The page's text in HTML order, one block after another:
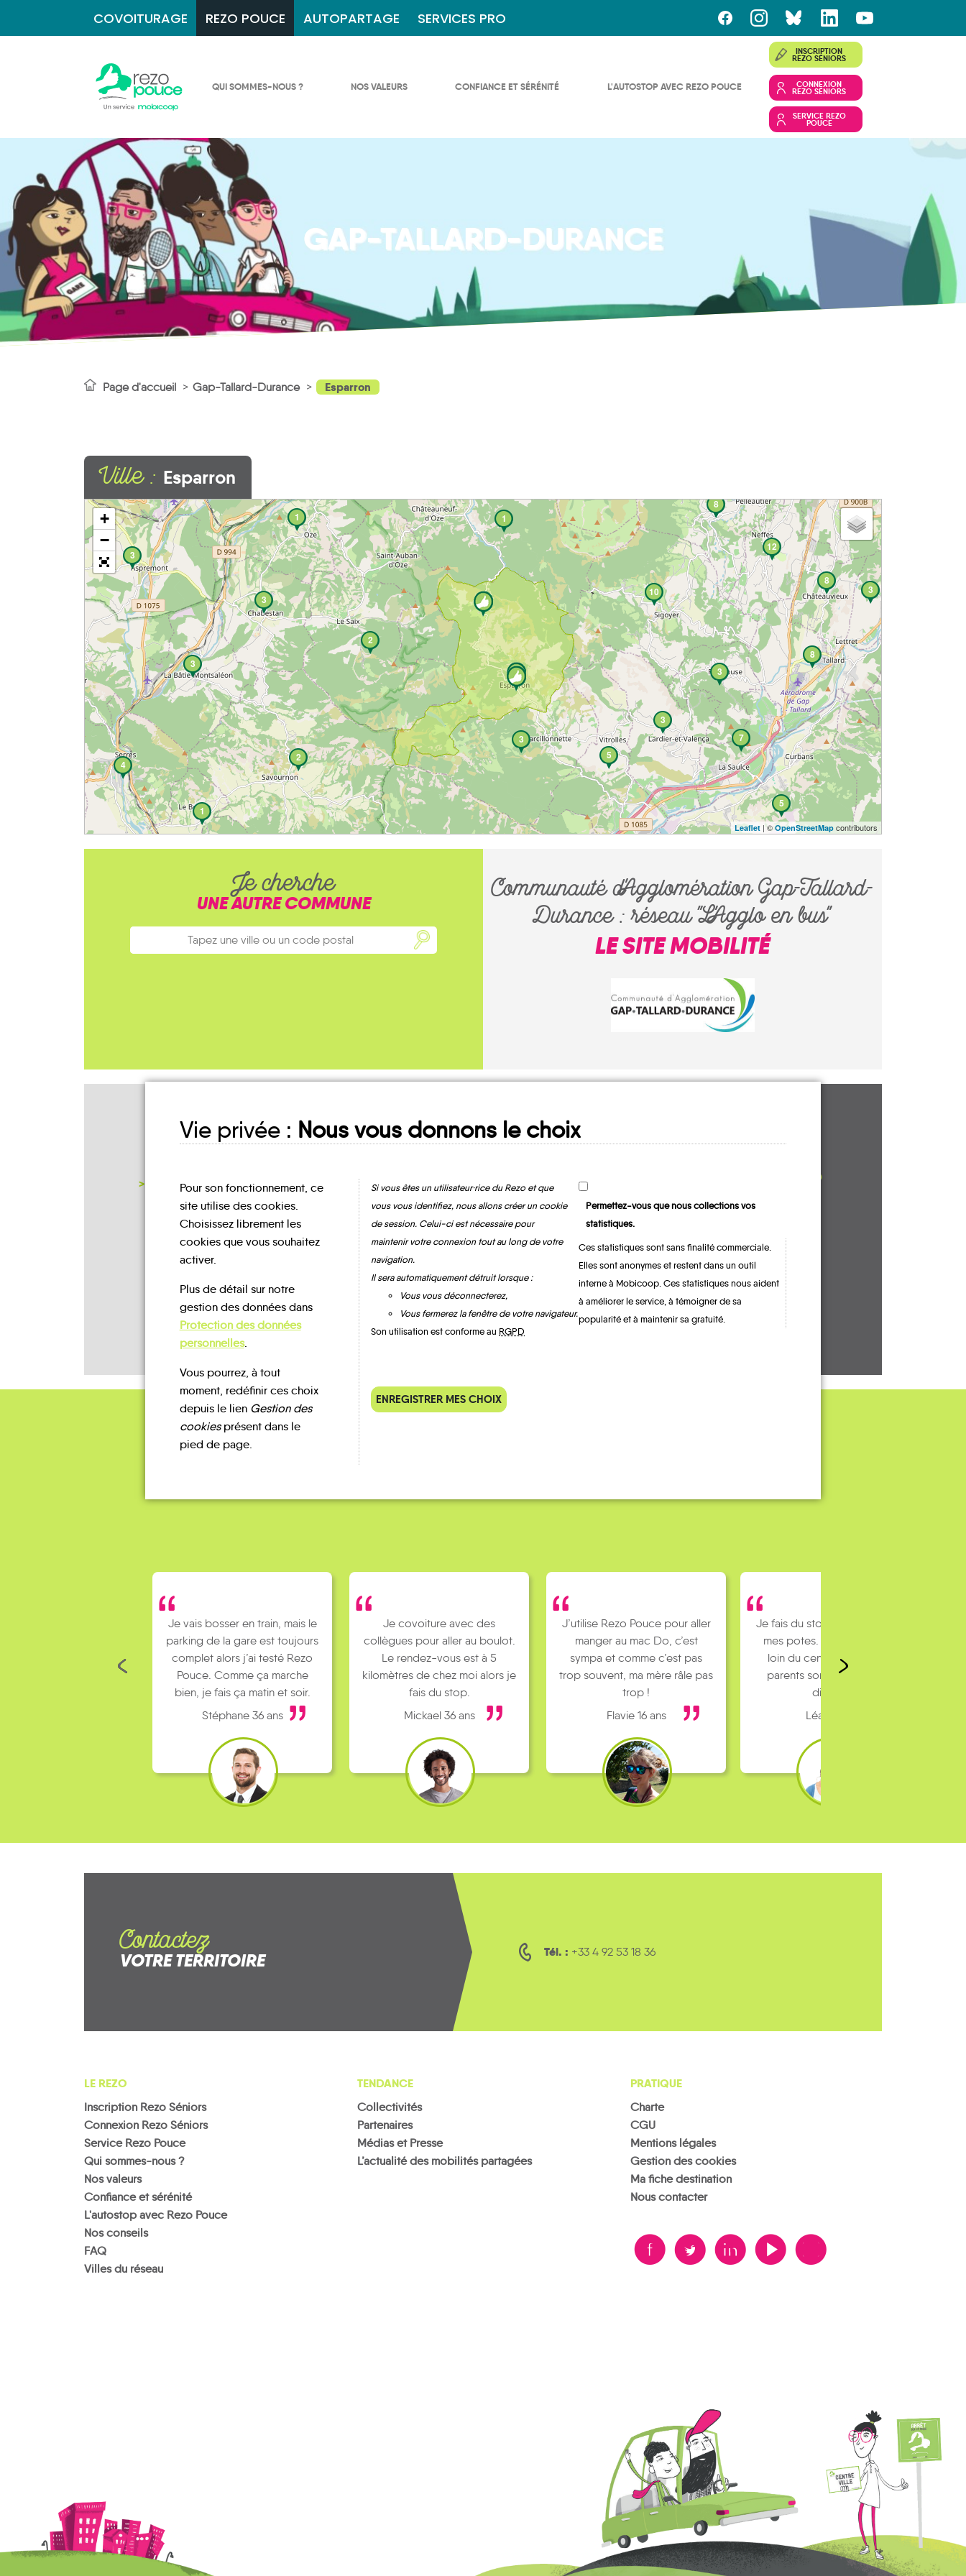
COVOITURAGE REZO POUCE AUTOPARTAGE SERVICES PRO
QUI SOMMES-NOUS ? NOS VALEURS CONFIANCE ET SÉRÉNITÉ L'AUTOSTOP AVEC REZO POUCE
INSCRIPTION
REZO SÉNIORS
CONNEXION
REZO SÉNIORS
SERVICE REZO
POUCE
GAP-TALLARD-DURANCE
Page d'accueil Gap-Tallard-Durance Esparron
Ville : Esparron
5
3
3
3
1
3
1
8
3
3
3
12
1
8
2
7
2
4
10
8
5
+
−
Leaflet | © OpenStreetMap contributors
Je cherche
UNE AUTRE COMMUNE Communauté d'Agglomération Gap-Tallard-
Durance : réseau "L'Agglo en bus"
LE SITE MOBILITÉ
Mes lieux
D'INSCRIPTION
NOTRE PAGE D'INSCRIPTION
Ma fiche
MOBILITE
Esparron
TÉMOIGNAGE
À PARTAGER ?
CONTACTEZ-NOUS !
Je covoiture avec des
collègues pour aller au boulot.
Le rendez-vous est à 5
kilomètres de chez moi alors je
fais du stop.
Mickael 36 ans
J’utilise Rezo Pouce pour aller
manger au mac Do, c’est
sympa et comme c’est pas
trop souvent, ma mère râle pas
trop !
Flavie 16 ans
Je fais du stop pour rejoindre
mes potes. J’habite un peu
loin du centre ville et mes
parents sont pas toujours
dispo…
Léa 16 ans
Contactez
VOTRE TERRITOIRE Tél. : +33 4 92 53 18 36
LE REZO
Inscription Rezo Séniors
Connexion Rezo Séniors
Service Rezo Pouce
Qui sommes-nous ?
Nos valeurs
Confiance et sérénité
L'autostop avec Rezo Pouce
Nos conseils
FAQ
Villes du réseau
TENDANCE
Collectivités
Partenaires
Médias et Presse
L’actualité des mobilités partagées
PRATIQUE
Charte
CGU
Mentions légales
Gestion des cookies
Vie privée : Nous vous donnons le choix
Pour son fonctionnement, ce
site utilise des cookies.
Choisissez librement les
cookies que vous souhaitez
activer.
Plus de détail sur notre
gestion des données dans
Protection des données
personnelles.
Vous pourrez, à tout
moment, redéfinir ces choix
depuis le lien Gestion des
cookiesprésent dans le
pied de page.
Si vous êtes un utilisateur·rice du Rezo et que
vous vous identifiez, nous allons créer un cookie
de session. Celui-ci est nécessaire pour
maintenir votre connexion tout au long de votre
navigation.
Il sera automatiquement détruit lorsque :
Vous vous déconnecterez,
Vous fermerez la fenêtre de votre navigateur.
Son utilisation est conforme au RGPD
Permettez-vous que nous collections vos
statistiques.
Ces statistiques sont sans finalité commerciale.
Elles sont anonymes et restent dans un outil
interne à Mobicoop. Ces statistiques nous aident
à améliorer le service, à témoigner de sa
popularité et à maintenir sa gratuité.
ENREGISTRER MES CHOIX
Ma fiche destination
Nous contacter
B A D F V